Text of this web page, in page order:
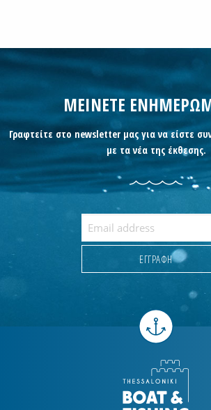
ΜΕΙΝΕΤΕ
Γραφτείτε στο newsletter μας για να είστε
με τα νέα της έκθεσης.